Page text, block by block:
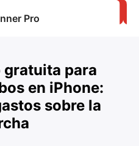
Pro
gratuita para
en iPhone:
sobre la